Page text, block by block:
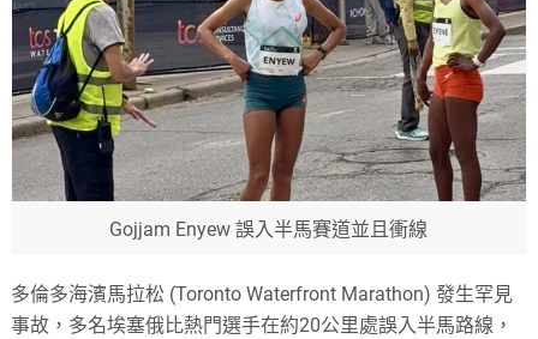
Gojjam Enyew 誤入半馬賽道並且衝線
多倫多海濱馬拉松 (Toronto Waterfront Marathon) 發生罕見
事故，多名埃塞俄比熱門選手在約20公里處誤入半馬路線，